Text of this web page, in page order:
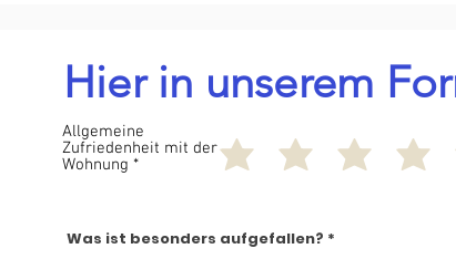
Hier in unserem
Allgemeine
Zufriedenheit mit der
Wohnung
Was ist besonders aufgefallen? *